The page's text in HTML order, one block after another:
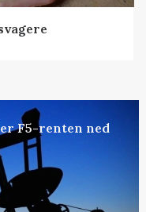
F5-renten ned